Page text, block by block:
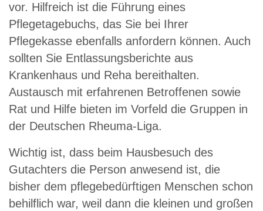
vor. Hilfreich ist die Führung eines
Pflegetagebuchs, das Sie bei Ihrer
Pflegekasse ebenfalls anfordern können. Auch
sollten Sie Entlassungsberichte aus
Krankenhaus und Reha bereithalten.
Austausch mit erfahrenen Betroffenen sowie
Rat und Hilfe bieten im Vorfeld die Gruppen in
der Deutschen Rheuma-Liga.
Wichtig ist, dass beim Hausbesuch des
Gutachters die Person anwesend ist, die
bisher dem pflegebedürftigen Menschen schon
behilflich war, weil dann die kleinen und großen